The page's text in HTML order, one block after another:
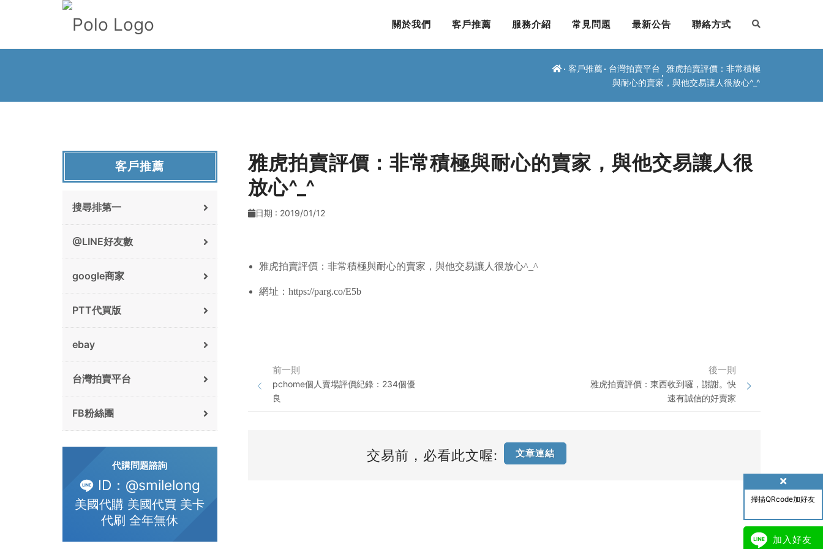
掃描QRcode加好友
加入好友
關於我們 客戶推薦 服務介紹 常見問題 最新公告 聯絡方式
客戶推薦 台灣拍賣平台
雅虎拍賣評價：非常積極
與耐心的賣家，與他交易讓人很放心^_^
雅虎拍賣評價：非常積極與耐心的賣家，與他交易讓人很
放心^_^
日期 : 2019/01/12
雅虎拍賣評價：非常積極與耐心的賣家，與他交易讓人很放心^_^
網址： https://parg.co/E5b
前一則
pchome個人賣場評價紀錄：234個優
良
後一則
雅虎拍賣評價：東西收到囉，謝謝。快
速有誠信的好賣家
交易前，必看此文喔: 文章連結
客戶推薦
搜尋排第一
@LINE好友數
google商家
PTT代買版
ebay
台灣拍賣平台
FB粉絲團
代購問題諮詢
ID：@smilelong
美國代購 美國代買 美卡
代刷 全年無休